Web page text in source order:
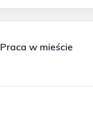
Praca w mieście